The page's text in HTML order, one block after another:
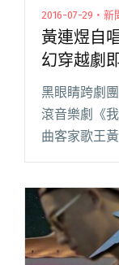
2016-07-29・新
黃連煜自
幻穿越劇
黑眼睛跨劇
滾音樂劇《
曲客家歌王
憲，這是一
劇開創客家
演天才客家